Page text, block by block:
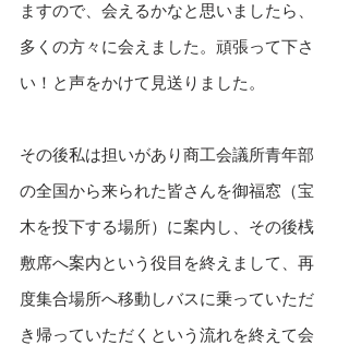
ますので、会えるかなと思いましたら、
多くの方々に会えました。頑張って下さ
い！と声をかけて見送りました。
その後私は担いがあり商工会議所青年部
の全国から来られた皆さんを御福窓（宝
木を投下する場所）に案内し、その後桟
敷席へ案内という役目を終えまして、再
度集合場所へ移動しバスに乗っていただ
き帰っていただくという流れを終えて会